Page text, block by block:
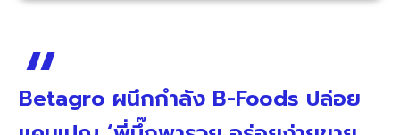
Betagro ผนึกกำลัง B-Foods ปล่อย